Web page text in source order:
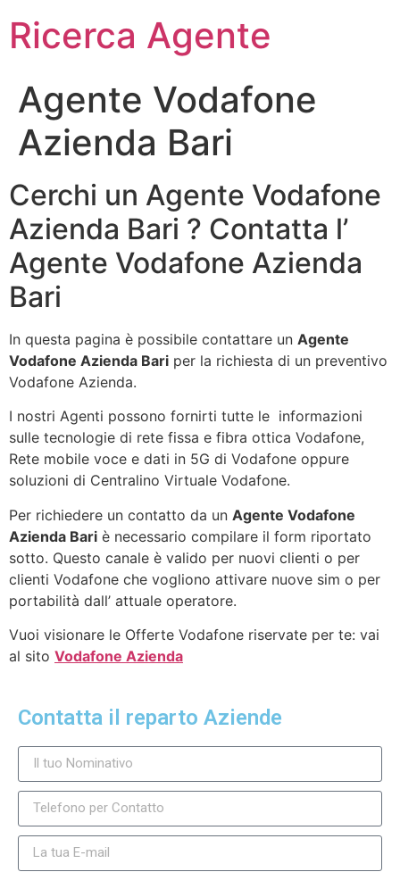
Ricerca Agente
Agente Vodafone
Azienda Bari
Cerchi un Agente Vodafone
Azienda Bari ? Contatta l’
Agente Vodafone Azienda
Bari
In questa pagina è possibile contattare un Agente
Vodafone Azienda Bari per la richiesta di un preventivo
Vodafone Azienda.
I nostri Agenti possono fornirti tutte le informazioni
sulle tecnologie di rete fissa e fibra ottica Vodafone,
Rete mobile voce e dati in 5G di Vodafone oppure
soluzioni di Centralino Virtuale Vodafone.
Per richiedere un contatto da un Agente Vodafone
Azienda Bari è necessario compilare il form riportato
sotto. Questo canale è valido per nuovi clienti o per
clienti Vodafone che vogliono attivare nuove sim o per
portabilità dall’ attuale operatore.
Vuoi visionare le Offerte Vodafone riservate per te: vai
al sito Vodafone Azienda
Contatta il reparto Aziende